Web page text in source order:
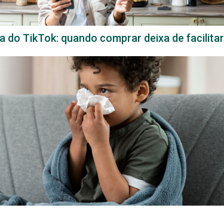
do TikTok: quando comprar deixa de facilitar